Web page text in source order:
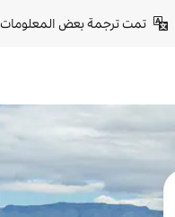
تمت ترجمة بعض المعلومات